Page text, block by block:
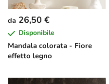
Mandala colorata - Fiore
effetto legno
da 26,50 €
Disponibile